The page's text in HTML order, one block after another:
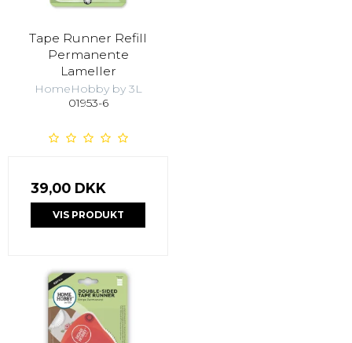
Tape Runner Refill
Permanente
Lameller
HomeHobby by 3L
01953-6
39,00 DKK
VIS PRODUKT